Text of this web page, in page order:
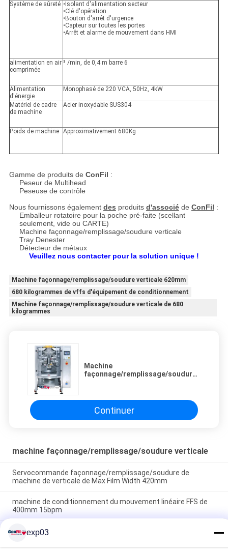
Système de sûreté •Isolant d'alimentation secteur
•Clé d'opération
•Bouton d'arrêt d'urgence
•Capteur sur toutes les portes
•Arrêt et alarme de mouvement dans HMI
alimentation en air
comprimée
³ /min, de 0,4 m barre 6
Alimentation
d'énergie
Monophasé de 220 VCA, 50Hz, 4kW
Matériel de cadre
de machine
Acier inoxydable SUS304
Poids de machine Approximativement 680Kg
Gamme de produits de ConFil :
Peseur de Multihead
Peseuse de contrôle
Nous fournissons également des produits d'associéde ConFil :
Emballeur rotatoire pour la poche pré-faite (scellant
seulement, vide ou CARTE)
Machine façonnage/remplissage/soudure verticale
Tray Denester
Détecteur de métaux
Veuillez nous contacter pour la solution unique !
Machine façonnage/remplissage/soudure verticale 620mm
680 kilogrammes de vffs d'équipement de conditionnement
Machine façonnage/remplissage/soudure verticale de 680
kilogrammes
Machine
façonnage/remplissage/soudure
Continuer
machine façonnage/remplissage/soudure verticale
Servocommande façonnage/remplissage/soudure de
machine de verticale de Max Film Width 420mm
machine de conditionnement du mouvement linéaire FFS de
400mm 15bpm
Machine façonnage/remplissage/soudure 520mm de 304
verticales d'acier inoxydable
exp03